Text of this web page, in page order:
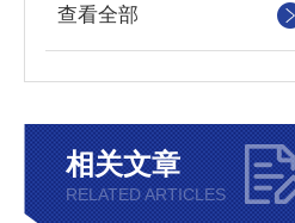
查看全部
相关文章
RELATED ARTICLES